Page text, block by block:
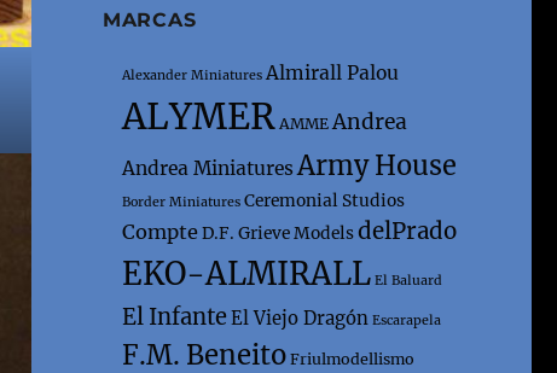
MARCAS
Alexander Miniatures Almirall Palou
ALYMER AMME Andrea
Andrea MiniaturesArmy House
Border Miniatures Ceremonial Studios
CompteD.F. Grieve ModelsdelPrado
EKO-ALMIRALL El Baluard
El InfanteEl Viejo Dragón Escarapela
F.M. Beneito Friulmodellismo